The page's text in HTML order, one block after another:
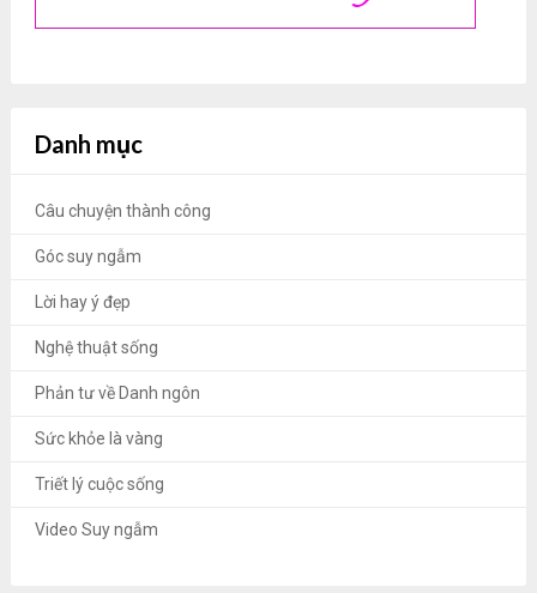
Danh mục
Câu chuyện thành công
Góc suy ngẫm
Lời hay ý đẹp
Nghệ thuật sống
Phản tư về Danh ngôn
Sức khỏe là vàng
Triết lý cuộc sống
Video Suy ngẫm